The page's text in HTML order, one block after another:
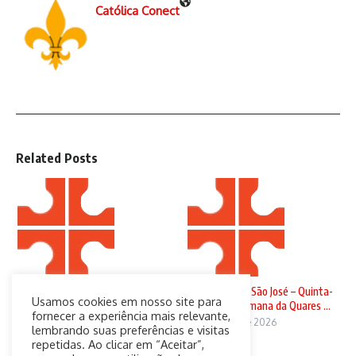
Católica Conect
Related Posts
29 de março de 2026
Solenidade de São José – Quinta-
feira da 4ª Semana da Quares ...
19 de março de 2026
Usamos cookies em nosso site para
fornecer a experiência mais relevante,
lembrando suas preferências e visitas
repetidas. Ao clicar em “Aceitar”,